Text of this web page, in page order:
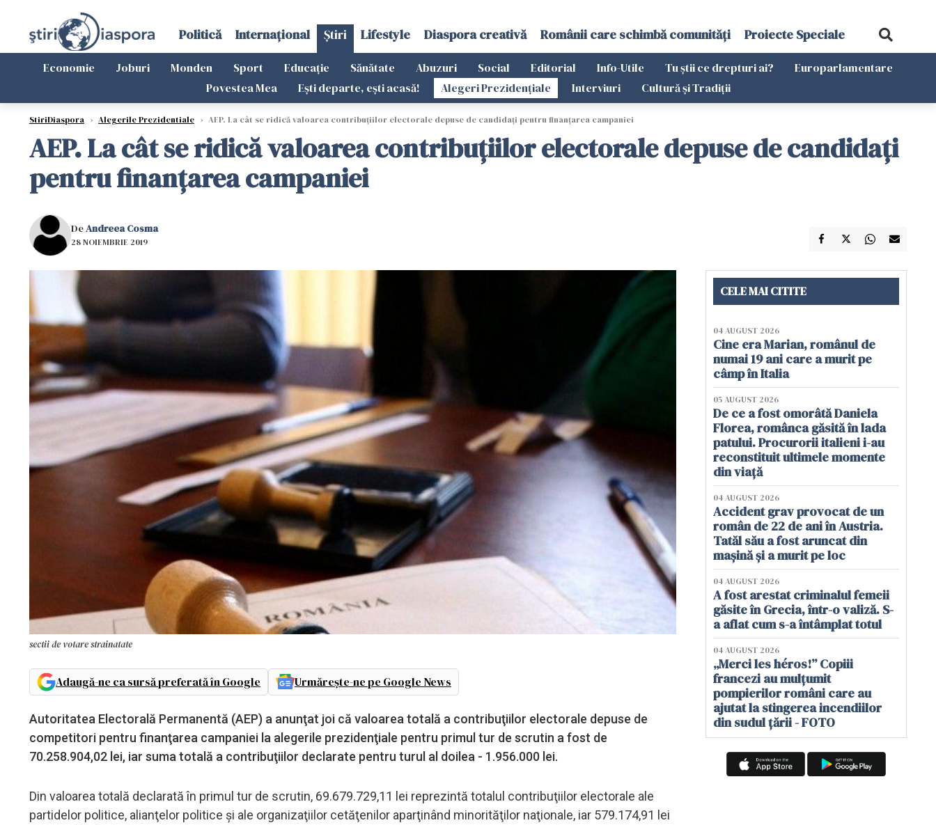
Politică Internațional Știri Lifestyle Diaspora creativă Românii care schimbă comunități Proiecte Speciale
Economie Joburi Monden Sport Educație Sănătate Abuzuri Social Editorial Info-Utile Tu știi ce drepturi ai?
Europarlamentare
Povestea Mea
Ești departe, ești acasă! Alegeri Prezidențiale Interviuri Cultură și Tradiții
StiriDiaspora › Alegerile Prezidentiale › AEP. La cât se ridică valoarea contribuţiilor electorale depuse de candidaţi pentru finanţarea campaniei
AEP. La cât se ridică valoarea contribuţiilor electorale depuse de candidaţi
pentru finanţarea campaniei
DeAndreea Cosma
28 NOIEMBRIE 2019
sectii de votare strainatate
Adaugă-ne ca sursă preferată în Google Urmărește-ne pe Google News
Autoritatea Electorală Permanentă (AEP) a anunţat joi că valoarea totală a contribuţiilor electorale depuse de
competitori pentru finanţarea campaniei la alegerile prezidenţiale pentru primul tur de scrutin a fost de
70.258.904,02 lei, iar suma totală a contribuţiilor declarate pentru turul al doilea - 1.956.000 lei.
Din valoarea totală declarată în primul tur de scrutin, 69.679.729,11 lei reprezintă totalul contribuţiilor electorale ale
partidelor politice, alianţelor politice şi ale organizaţiilor cetăţenilor aparţinând minorităţilor naţionale, iar 579.174,91 lei
CELE MAI CITITE
04 AUGUST 2026
Cine era Marian, românul de
numai 19 ani care a murit pe
câmp în Italia
05 AUGUST 2026
De ce a fost omorâtă Daniela
Florea, românca găsită în lada
patului. Procurorii italieni i-au
reconstituit ultimele momente
din viață
04 AUGUST 2026
Accident grav provocat de un
român de 22 de ani în Austria.
Tatăl său a fost aruncat din
mașină și a murit pe loc
04 AUGUST 2026
A fost arestat criminalul femeii
găsite în Grecia, într-o valiză. S-
a aflat cum s-a întâmplat totul
04 AUGUST 2026
„Merci les héros!” Copiii
francezi au mulțumit
pompierilor români care au
ajutat la stingerea incendiilor
din sudul țării - FOTO